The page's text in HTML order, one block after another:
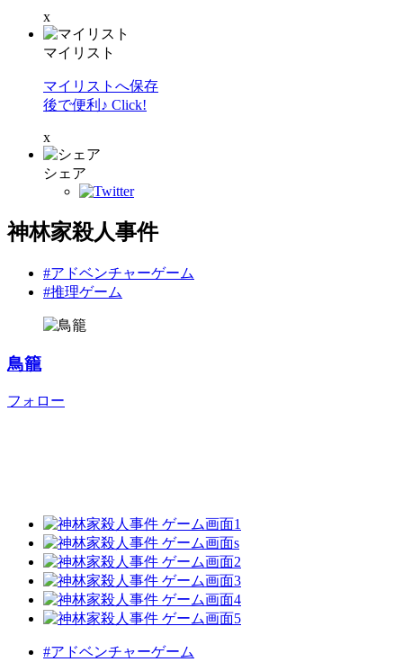
x
マイリスト
マイリストへ保存
後で便利♪ Click!
x
シェア
神林家殺人事件
#アドベンチャーゲーム
#推理ゲーム
鳥籠
フォロー
#アドベンチャーゲーム